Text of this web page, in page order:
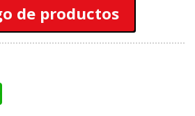
de productos